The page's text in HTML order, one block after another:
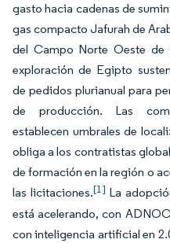
gasto hacia cadenas de
gas compacto Jafurah de
del Campo Norte Oeste de
exploración de Egipto
de pedidos plurianual para
de producción. Las
establecen umbrales de
obliga a los contratistas
de formación en la región o
las licitaciones.[1] La
está acelerando, con
con inteligencia artificial en